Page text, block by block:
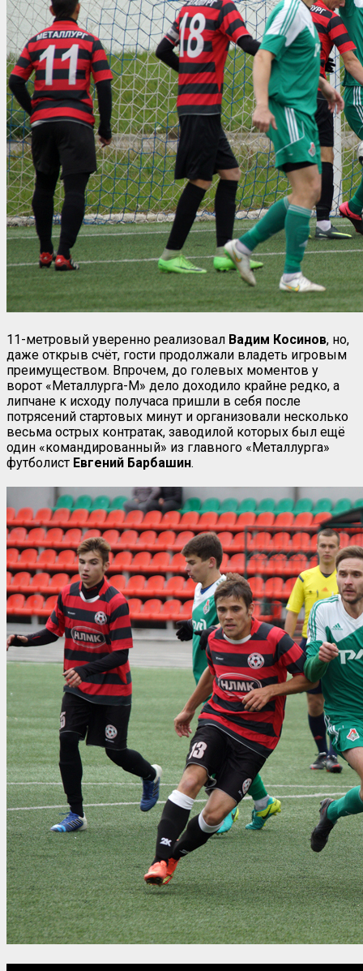
11-метровый уверенно реализовал Вадим Косинов, но,
даже открыв счёт, гости продолжали владеть игровым
преимуществом. Впрочем, до голевых моментов у
ворот «Металлурга-М» дело доходило крайне редко, а
липчане к исходу получаса пришли в себя после
потрясений стартовых минут и организовали несколько
весьма острых контратак, заводилой которых был ещё
один «командированный» из главного «Металлурга»
футболист Евгений Барбашин.